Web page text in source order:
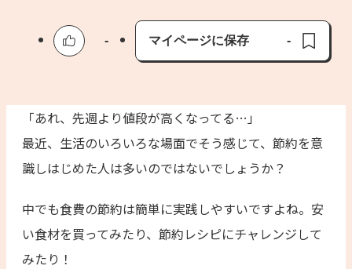
AJINOMOTO PARK とは
-
マイページに保存
保存済み
-
「あれ、先週より値段が高くなってる…」
最近、生活のいろいろな場面でそう感じて、節約を意
識しはじめた人は多いのではないでしょうか？
中でも食費の節約は簡単に実践しやすいですよね。安
い食材を買ってみたり、節約レシピにチャレンジして
みたり！